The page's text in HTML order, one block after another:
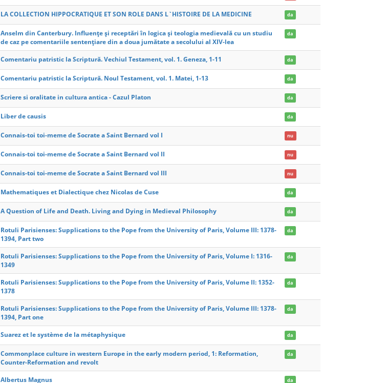
LA COLLECTION HIPPOCRATIQUE ET SON ROLE DANS L`HISTOIRE DE LA MEDICINE da
Anselm din Canterbury. Influențe și receptări în logica și teologia medievală cu un studiu
de caz pe comentariile sentențiare din a doua jumătate a secolului al XIV-lea
da
Comentariu patristic la Scriptură. Vechiul Testament, vol. 1. Geneza, 1-11 da
Comentariu patristic la Scriptură. Noul Testament, vol. 1. Matei, 1-13 da
Scriere si oralitate in cultura antica - Cazul Platon da
Liber de causis da
Connais-toi toi-meme de Socrate a Saint Bernard vol I nu
Connais-toi toi-meme de Socrate a Saint Bernard vol II nu
Connais-toi toi-meme de Socrate a Saint Bernard vol III nu
Mathematiques et Dialectique chez Nicolas de Cuse da
A Question of Life and Death. Living and Dying in Medieval Philosophy da
Rotuli Parisienses: Supplications to the Pope from the University of Paris, Volume III: 1378-
1394, Part two
da
Rotuli Parisienses: Supplications to the Pope from the University of Paris, Volume I: 1316-
1349
da
Rotuli Parisienses: Supplications to the Pope from the University of Paris, Volume II: 1352-
1378
da
Rotuli Parisienses: Supplications to the Pope from the University of Paris, Volume III: 1378-
1394, Part one
da
Suarez et le système de la métaphysique da
Commonplace culture in western Europe in the early modern period, 1: Reformation,
Counter-Reformation and revolt
da
Albertus Magnus da